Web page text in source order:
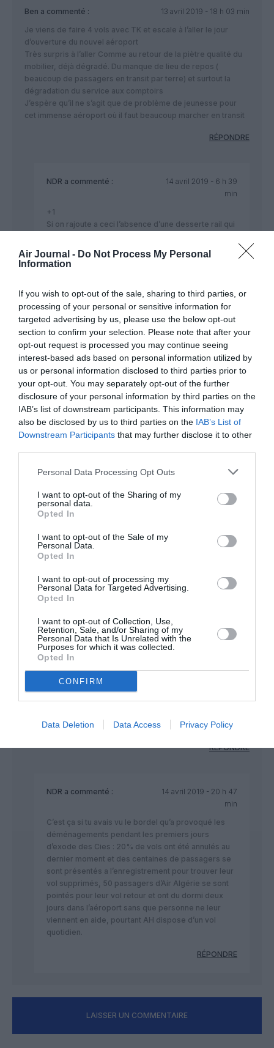
Air Journal - Do Not Process My Personal
Information
If you wish to opt-out of the sale, sharing to third parties, or
processing of your personal or sensitive information for
targeted advertising by us, please use the below opt-out
section to confirm your selection. Please note that after your
opt-out request is processed you may continue seeing
interest-based ads based on personal information utilized by
us or personal information disclosed to third parties prior to
your opt-out. You may separately opt-out of the further
disclosure of your personal information by third parties on the
IAB’s list of downstream participants. This information may
also be disclosed by us to third parties on the IAB’s List of
Downstream Participants that may further disclose it to other
Personal Data Processing Opt Outs
I want to opt-out of the Sharing of my
personal data.
Opted In
I want to opt-out of the Sale of my
Personal Data.
Opted In
I want to opt-out of processing my
Personal Data for Targeted Advertising.
Opted In
I want to opt-out of Collection, Use,
Retention, Sale, and/or Sharing of my
Personal Data that Is Unrelated with the
Purposes for which it was collected.
Opted In
CONFIRM
Data Deletion Data Access Privacy Policy
Ben a commenté :
13 avril 2019 - 18 h 03 min
Je viens de faire 4 vols avec TK et escale à l’aller le jour
d’ouverture du nouvel aéroport
Très surpris à l’aller Comme au retour de la piètre qualité du
mobilier, déjà dégradé. Du manque de lieu de repos (
beaucoup de passagers en transit par terre) et surtout la
dégradation du service aux comptoirs
J’espère qu’il ne s’agit que de problème de jeunesse pour
cet immense aéroport où il faut beaucoup marcher en transit
RÉPONDRE
NDR a commenté :
14 avril 2019 - 6 h 39
min
+1
Si on rajoute a ceci l’absence d’une desserte rail qui
vertige des enfants dans un transport routier moins
stable que le train.
Frequent flyer a commenté :
14 avril 2019 - 7 h 36
min
On dirait une observation de l’ancien aéroport IST…
J’espere qu’ils ont pas transféré le mobilier tout de
même
Vous êtes sur que vous n’avait pas fait escale dans
l’ancien et dans l’autre hub TK à Istanbul qui est
Sabiha Gokcen?
RÉPONDRE
36 min
Je parle bien du nouvel ISL( SAW ne
sauf rares exceptions )
Très décevant
Istambul par rail
Compter une bonne heure en Taxi
TurcDeParisa commenté :
Avec le nouvel aeroport gigantesque de Istanbul il pourront
bordel. Comme cdg. 😉
RÉPONDRE
NDR a commenté :
14 avril 2019 - 20 h 47
min
C’est ça si tu avais vu le bordel qu’a provoqué les
déménagements pendant les premiers jours
d’exode des Cies : 20% de vols ont été annulés au
dernier moment et des centaines de passagers se
sont présentés a l’enregistrement pour trouver leur
vol supprimés, 50 passagers d’Air Algérie se sont
pointés pour leur vol retour et ont du dormi deux
jours dans l’aéroport sans que personne ne leur
viennent en aide, pourtant AH dispose d’un vol
quotidien.
RÉPONDRE
LAISSER UN COMMENTAIRE